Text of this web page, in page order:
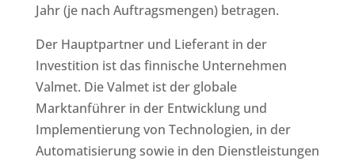
Jahr (je nach Auftragsmengen) betragen.
Der Hauptpartner und Lieferant in der
Investition ist das finnische Unternehmen
Valmet. Die Valmet ist der globale
Marktanführer in der Entwicklung und
Implementierung von Technologien, in der
Automatisierung sowie in den Dienstleistungen